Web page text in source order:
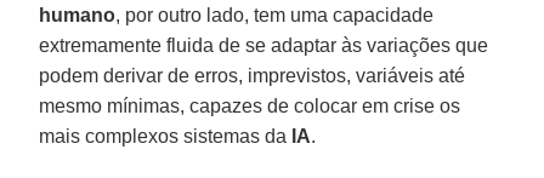
humano, por outro lado, tem uma capacidade
extremamente fluida de se adaptar às variações que
podem derivar de erros, imprevistos, variáveis até
mesmo mínimas, capazes de colocar em crise os
mais complexos sistemas da IA.